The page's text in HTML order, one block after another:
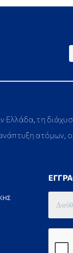
Ελλάδα, τη
ατόμων,